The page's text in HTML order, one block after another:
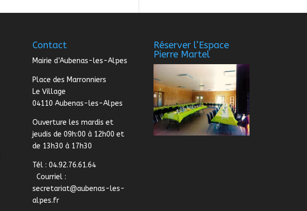
Contact
Mairie d’Aubenas-les-Alpes
Place des Marronniers
Le Village
04110 Aubenas-les-Alpes
Ouverture les mardis et
jeudis de 09h:00 à 12h00 et
de 13h30 à 17h30
Tél : 04.92.76.61.64
Courriel :
secretariat@aubenas-les-
alpes.fr
Réserver l’Espace
Pierre Martel